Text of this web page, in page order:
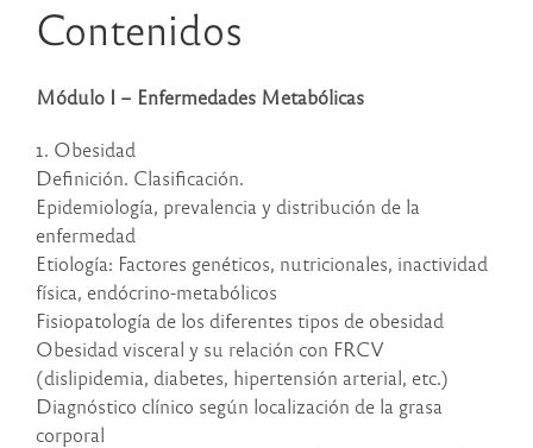
Contenidos
Módulo I – Enfermedades Metabólicas
1. Obesidad
Definición. Clasificación.
Epidemiología, prevalencia y distribución de la
enfermedad
Etiología: Factores genéticos, nutricionales, inactividad
física, endócrino-metabólicos
Fisiopatología de los diferentes tipos de obesidad
Obesidad visceral y su relación con FRCV
(dislipidemia, diabetes, hipertensión arterial, etc.)
Diagnóstico clínico según localización de la grasa
corporal